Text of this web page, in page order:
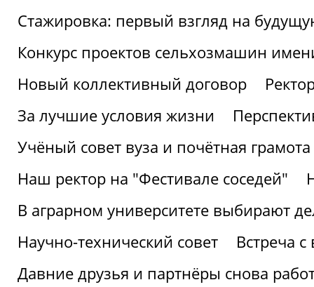
Стажировка: первый взгляд на
Конкурс проектов сельхозмашин
Новый коллективный договор
За лучшие условия жизни
Учёный совет вуза и почётная
Наш ректор на "Фестивале соседей"
В аграрном университете выбирают
Научно-технический совет
Встреча
Давние друзья и партнёры снова